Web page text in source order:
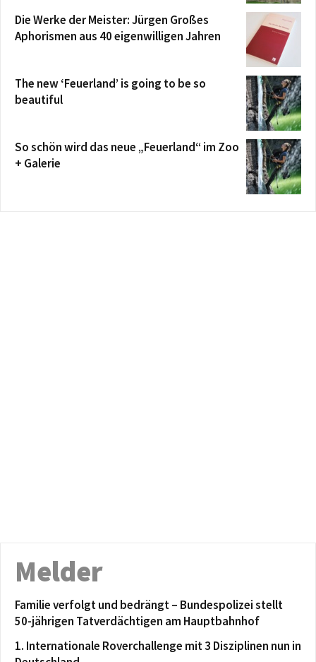
Die Werke der Meister: Jürgen Großes
Aphorismen aus 40 eigenwilligen Jahren
The new ‘Feuerland’ is going to be so
beautiful
So schön wird das neue „Feuerland“ im Zoo
+ Galerie
Melder
Familie verfolgt und bedrängt – Bundespolizei stellt
50-jährigen Tatverdächtigen am Hauptbahnhof
1. Internationale Roverchallenge mit 3 Disziplinen nun in